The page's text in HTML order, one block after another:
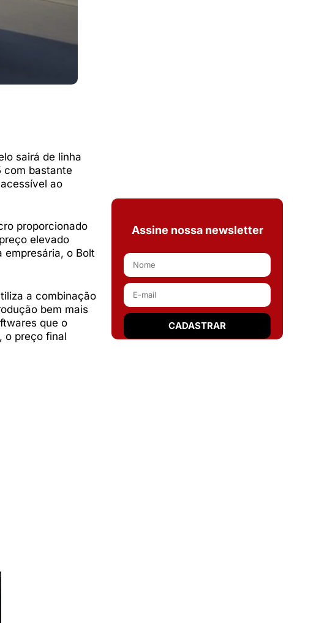
sairá de linha
com bastante
ao
proporcionado
elevado
empresária, o Bolt
a combinação
bem mais
que o
o preço final
Assine nossa newsletter